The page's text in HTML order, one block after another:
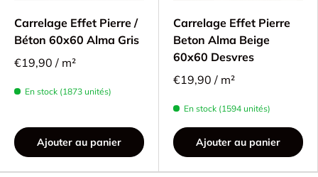
Carrelage Effet Pierre /
Béton 60x60 Alma Gris
€19,90 / m²
En stock (1873 unités)
Ajouter au panier
Carrelage Effet Pierre
Beton Alma Beige
60x60 Desvres
€19,90 / m²
En stock (1594 unités)
Ajouter au panier